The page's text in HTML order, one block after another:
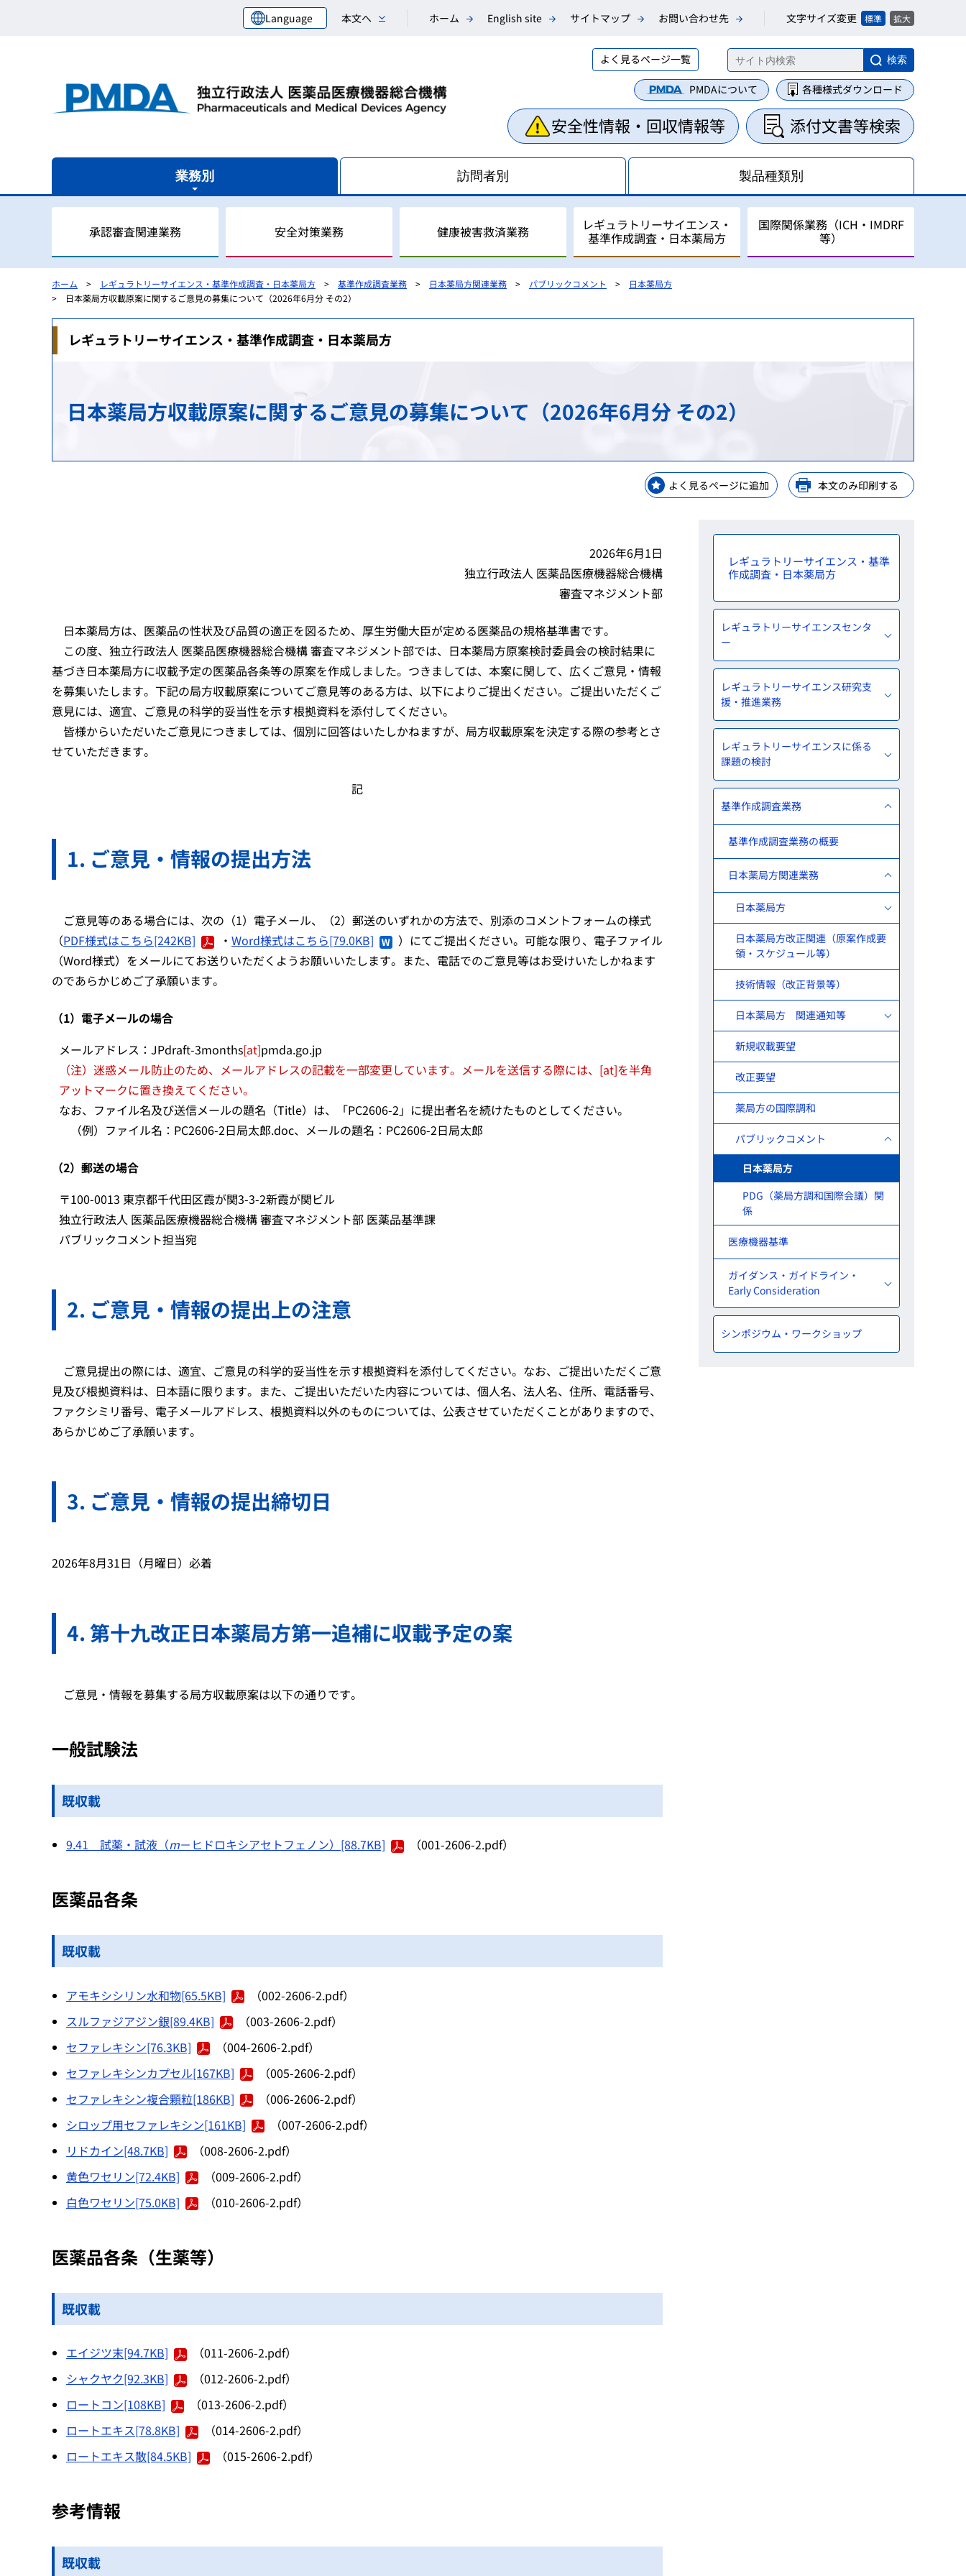
Language 本文へ ホーム English site サイトマップ お問い合わせ先 文字サイズ変更 標準 拡大
よく見るページ一覧 検索
PMDAについて 各種様式ダウンロード
安全性情報・回収情報等 添付文書等検索
業務別 訪問者別 製品種類別
承認審査関連業務
審査関連業務の概要
治験関連業務
GMP/QMS/GCTP適合性調査業務 検査に関する業務
再審査・再評価・使用成績評価業務 登録認証機関に対する調査等業務
シンポジウム・ワークショップ
安全対策業務
安全対策業務の概要
安全対策の検討・実施に関する相談（企業向け）
患者・一般の方からのくすり・医療機器の相談窓口 安全対策等拠出金の徴収
シンポジウム・ワークショップ パブリックコメント
健康被害救済業務
健康被害救済業務の概要
生物由来製品感染等被害救済制度に関する業務
保健福祉事業 拠出金の徴収業務
健康被害救済制度の運用改善等に関する検討会 シンポジウム・ワークショップ
レギュラトリーサイエンス・
基準作成調査・日本薬局方
レギュラトリーサイエンスセンターの概要
研究推進業務
レギュラトリーサイエンスに係る横断プロジェクト 申請電子データを活用した解析
基準作成調査業務の概要 日本薬局方関連業務
ガイダンス・ガイドライン・Early Consideration
国際関係業務（ICH・IMDRF
等）
国際関係業務の概要
各国との取り決め等
海外事務所 シンポジウム・ワークショップ
パブリックコメント
ホーム レギュラトリーサイエンス・基準作成調査・日本薬局方 基準作成調査業務 日本薬局方関連業務 パブリックコメント
日本薬局方
日本薬局方収載原案に関するご意見の募集について（2026年6月分 その2）
レギュラトリーサイエンス・基準作成調査・日本薬局方
日本薬局方収載原案に関するご意見の募集について（2026年6月分 その2）
よく見るページに追加 本文のみ印刷する
2026年6月1日
独立行政法人 医薬品医療機器総合機構
審査マネジメント部
日本薬局方は、医薬品の性状及び品質の適正を図るため、厚生労働大臣が定める医薬品の規格基準書です。
この度、独立行政法人 医薬品医療機器総合機構 審査マネジメント部では、日本薬局方原案検討委員会の検討結果に
基づき日本薬局方に収載予定の医薬品各条等の原案を作成しました。つきましては、本案に関して、広くご意見・情報
を募集いたします。下記の局方収載原案についてご意見等のある方は、以下によりご提出ください。ご提出いただくご
意見には、適宜、ご意見の科学的妥当性を示す根拠資料を添付してください。
皆様からいただいたご意見につきましては、個別に回答はいたしかねますが、局方収載原案を決定する際の参考とさ
せていただきます。
記
ご意見・情報の提出方法
ご意見等のある場合には、次の（1）電子メール、（2）郵送のいずれかの方法で、別添のコメントフォームの様式
（PDF様式はこちら[242KB] ・ Word様式はこちら[79.0KB]
）にてご提出ください。可能な限り、電子ファイル
（Word様式）をメールにてお送りいただくようお願いいたします。また、電話でのご意見等はお受けいたしかねます
のであらかじめご了承願います。
（1）電子メールの場合
メールアドレス：JPdraft-3months[at]pmda.go.jp
（注）迷惑メール防止のため、メールアドレスの記載を一部変更しています。メールを送信する際には、[at]を半角
アットマークに置き換えてください。
なお、ファイル名及び送信メールの題名（Title）は、「PC2606-2」に提出者名を続けたものとしてください。
（例）ファイル名：PC2606-2日局太郎.doc、メールの題名：PC2606-2日局太郎
（2）郵送の場合
〒100-0013 東京都千代田区霞が関3-3-2新霞が関ビル
独立行政法人 医薬品医療機器総合機構 審査マネジメント部 医薬品基準課
パブリックコメント担当宛
ご意見・情報の提出上の注意
ご意見提出の際には、適宜、ご意見の科学的妥当性を示す根拠資料を添付してください。なお、ご提出いただくご意
見及び根拠資料は、日本語に限ります。また、ご提出いただいた内容については、個人名、法人名、住所、電話番号、
ファクシミリ番号、電子メールアドレス、根拠資料以外のものについては、公表させていただくことがありますので、
あらかじめご了承願います。
ご意見・情報の提出締切日
2026年8月31日（月曜日）必着
第十九改正日本薬局方第一追補に収載予定の案
ご意見・情報を募集する局方収載原案は以下の通りです。
一般試験法
既収載
9.41 試薬・試液（m－ヒドロキシアセトフェノン）[88.7KB] （001-2606-2.pdf）
医薬品各条
既収載
アモキシシリン水和物[65.5KB]
（002-2606-2.pdf）
スルファジアジン銀[89.4KB]
（003-2606-2.pdf）
セファレキシン[76.3KB]
（004-2606-2.pdf）
セファレキシンカプセル[167KB]
（005-2606-2.pdf）
セファレキシン複合顆粒[186KB]
（006-2606-2.pdf）
シロップ用セファレキシン[161KB]
（007-2606-2.pdf）
リドカイン[48.7KB]
（008-2606-2.pdf）
黄色ワセリン[72.4KB]
（009-2606-2.pdf）
白色ワセリン[75.0KB]
（010-2606-2.pdf）
医薬品各条（生薬等）
既収載
エイジツ末[94.7KB]
（011-2606-2.pdf）
シャクヤク[92.3KB]
（012-2606-2.pdf）
ロートコン[108KB]
（013-2606-2.pdf）
ロートエキス[78.8KB]
（014-2606-2.pdf）
ロートエキス散[84.5KB]
（015-2606-2.pdf）
参考情報
既収載
レギュラトリーサイエンス・基準
作成調査・日本薬局方
レギュラトリーサイエンスセンタ
ー
レギュラトリーサイエンス研究支
援・推進業務
レギュラトリーサイエンスに係る
課題の検討
基準作成調査業務
基準作成調査業務の概要
日本薬局方関連業務
日本薬局方
日本薬局方改正関連（原案作成要
領・スケジュール等）
技術情報（改正背景等）
日本薬局方 関連通知等
新規収載要望
改正要望
薬局方の国際調和
パブリックコメント
日本薬局方
PDG（薬局方調和国際会議）関
係
医療機器基準
ガイダンス・ガイドライン・
Early Consideration
シンポジウム・ワークショップ